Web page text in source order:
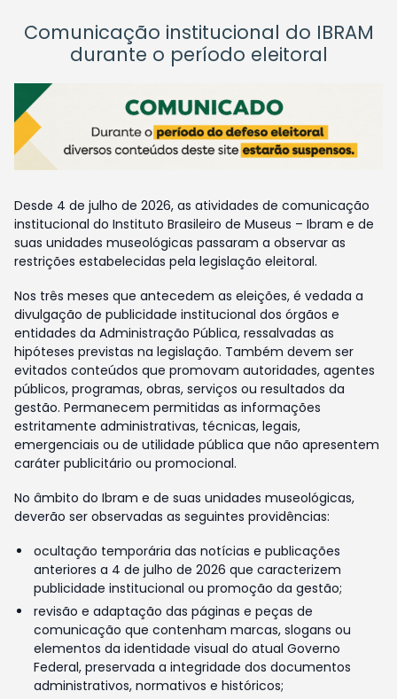
Comunicação institucional do IBRAM
durante o período eleitoral
Desde 4 de julho de 2026, as atividades de comunicação
institucional do Instituto Brasileiro de Museus – Ibram e de
suas unidades museológicas passaram a observar as
restrições estabelecidas pela legislação eleitoral.
Nos três meses que antecedem as eleições, é vedada a
divulgação de publicidade institucional dos órgãos e
entidades da Administração Pública, ressalvadas as
hipóteses previstas na legislação. Também devem ser
evitados conteúdos que promovam autoridades, agentes
públicos, programas, obras, serviços ou resultados da
gestão. Permanecem permitidas as informações
estritamente administrativas, técnicas, legais,
emergenciais ou de utilidade pública que não apresentem
caráter publicitário ou promocional.
No âmbito do Ibram e de suas unidades museológicas,
deverão ser observadas as seguintes providências:
ocultação temporária das notícias e publicações
anteriores a 4 de julho de 2026 que caracterizem
publicidade institucional ou promoção da gestão;
revisão e adaptação das páginas e peças de
comunicação que contenham marcas, slogans ou
elementos da identidade visual do atual Governo
Federal, preservada a integridade dos documentos
administrativos, normativos e históricos;